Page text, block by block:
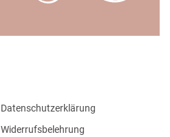
Datenschutzerklärung
Widerrufsbelehrung